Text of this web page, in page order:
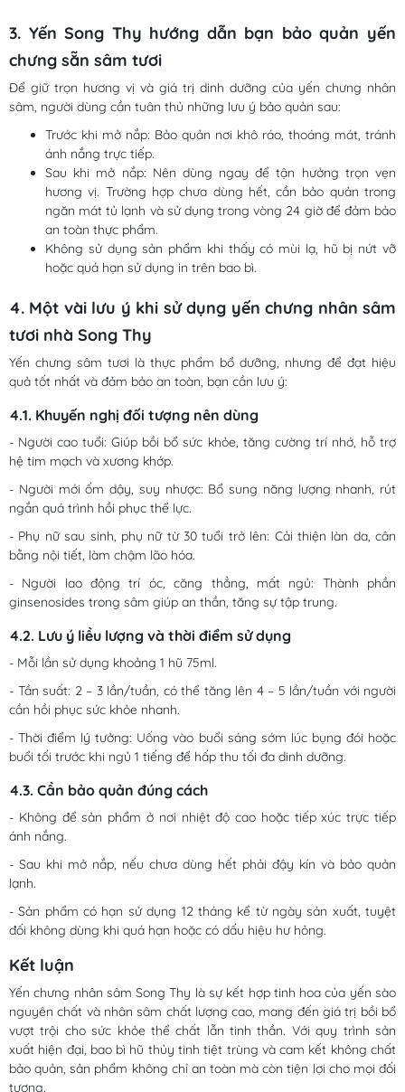
3. Yến Song Thy hướng dẫn bạn bảo quản yến
chưng sẵn sâm tươi
Để giữ trọn hương vị và giá trị dinh dưỡng của yến chưng nhân
sâm, người dùng cần tuân thủ những lưu ý bảo quản sau:
Trước khi mở nắp: Bảo quản nơi khô ráo, thoáng mát, tránh
ánh nắng trực tiếp.
Sau khi mở nắp: Nên dùng ngay để tận hưởng trọn vẹn
hương vị. Trường hợp chưa dùng hết, cần bảo quản trong
ngăn mát tủ lạnh và sử dụng trong vòng 24 giờ để đảm bảo
an toàn thực phẩm.
Không sử dụng sản phẩm khi thấy có mùi lạ, hũ bị nứt vỡ
hoặc quá hạn sử dụng in trên bao bì.
4. Một vài lưu ý khi sử dụng yến chưng nhân sâm
tươi nhà Song Thy
Yến chưng sâm tươi là thực phẩm bổ dưỡng, nhưng để đạt hiệu
quả tốt nhất và đảm bảo an toàn, bạn cần lưu ý:
4.1. Khuyến nghị đối tượng nên dùng
- Người cao tuổi: Giúp bồi bổ sức khỏe, tăng cường trí nhớ, hỗ trợ
hệ tim mạch và xương khớp.
- Người mới ốm dậy, suy nhược: Bổ sung năng lượng nhanh, rút
ngắn quá trình hồi phục thể lực.
- Phụ nữ sau sinh, phụ nữ từ 30 tuổi trở lên: Cải thiện làn da, cân
bằng nội tiết, làm chậm lão hóa.
- Người lao động trí óc, căng thẳng, mất ngủ: Thành phần
ginsenosides trong sâm giúp an thần, tăng sự tập trung.
4.2. Lưu ý liều lượng và thời điểm sử dụng
- Mỗi lần sử dụng khoảng 1 hũ 75ml.
- Tần suất: 2 – 3 lần/tuần, có thể tăng lên 4 – 5 lần/tuần với người
cần hồi phục sức khỏe nhanh.
- Thời điểm lý tưởng: Uống vào buổi sáng sớm lúc bụng đói hoặc
buổi tối trước khi ngủ 1 tiếng để hấp thu tối đa dinh dưỡng.
4.3. Cần bảo quản đúng cách
- Không để sản phẩm ở nơi nhiệt độ cao hoặc tiếp xúc trực tiếp
ánh nắng.
- Sau khi mở nắp, nếu chưa dùng hết phải đậy kín và bảo quản
lạnh.
- Sản phẩm có hạn sử dụng 12 tháng kể từ ngày sản xuất, tuyệt
đối không dùng khi quá hạn hoặc có dấu hiệu hư hỏng.
Kết luận
Yến chưng nhân sâm Song Thy là sự kết hợp tinh hoa của yến sào
nguyên chất và nhân sâm chất lượng cao, mang đến giá trị bồi bổ
vượt trội cho sức khỏe thể chất lẫn tinh thần. Với quy trình sản
xuất hiện đại, bao bì hũ thủy tinh tiệt trùng và cam kết không chất
bảo quản, sản phẩm không chỉ an toàn mà còn tiện lợi cho mọi đối
tượng.